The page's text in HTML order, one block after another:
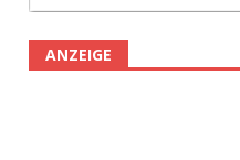
ANZEIGE